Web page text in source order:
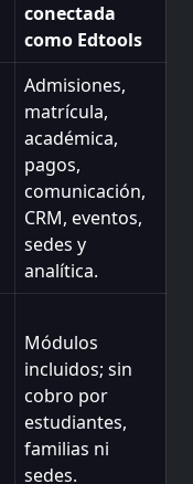
conectada
como Edtools
Admisiones,
matrícula,
académica,
pagos,
comunicación,
CRM, eventos,
sedes y
analítica.
Módulos
incluidos; sin
cobro por
estudiantes,
familias ni
sedes.